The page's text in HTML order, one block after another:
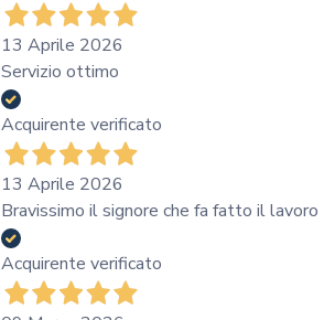
13 Aprile 2026
Servizio ottimo
Acquirente verificato
13 Aprile 2026
Bravissimo il signore che fa fatto il lavoro
Acquirente verificato